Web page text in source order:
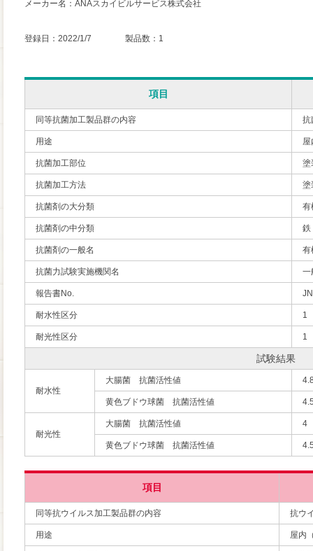
メーカー名：ANAスカイビルサービス株式会社
登録日：2022/1/7 製品数：1
項目
同等抗菌加工製品群の内容 抗
用途
抗菌加工部位 塗
抗菌加工方法 塗
抗菌剤の大分類 有
抗菌剤の中分類 鉄
抗菌剤の一般名 有
抗菌力試験実施機関名 一
報告書No.
耐水性区分 1
耐光性区分 1
試験結果
耐水性
大腸菌 抗菌活性値
黄色ブドウ球菌 抗菌活性値
耐光性
大腸菌 抗菌活性値 4
黄色ブドウ球菌 抗菌活性値
項目
同等抗ウイルス加工製品群の内容 抗ウ
用途 屋内